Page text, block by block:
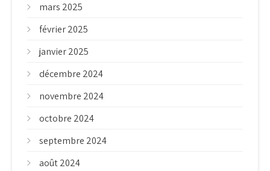
mars 2025
février 2025
janvier 2025
décembre 2024
novembre 2024
octobre 2024
septembre 2024
août 2024